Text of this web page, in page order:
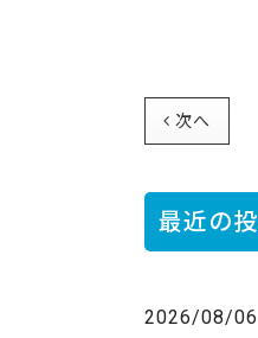
共同
次へ
最近の
2026/08/06